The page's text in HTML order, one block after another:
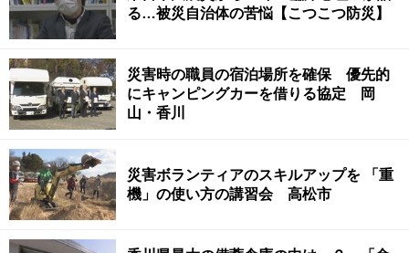
る…被災自治体の苦悩【こつこつ防災】
災害時の職員の宿泊場所を確保 優先的
にキャンピングカーを借りる協定 岡
山・香川
災害ボランティアのスキルアップを 「重
機」の使い方の講習会 高松市